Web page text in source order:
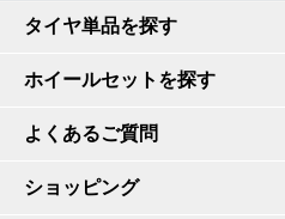
タイヤ単品を探す
ホイールセットを探す
よくあるご質問
ショッピング